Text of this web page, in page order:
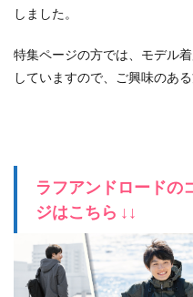
しました。
特集ページの方では、モデル
していますので、ご興味のあ
ラフアンドロードの
ジはこちら ↓↓